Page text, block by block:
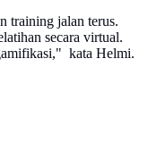
training jalan terus.
secara virtual.
kata Helmi.